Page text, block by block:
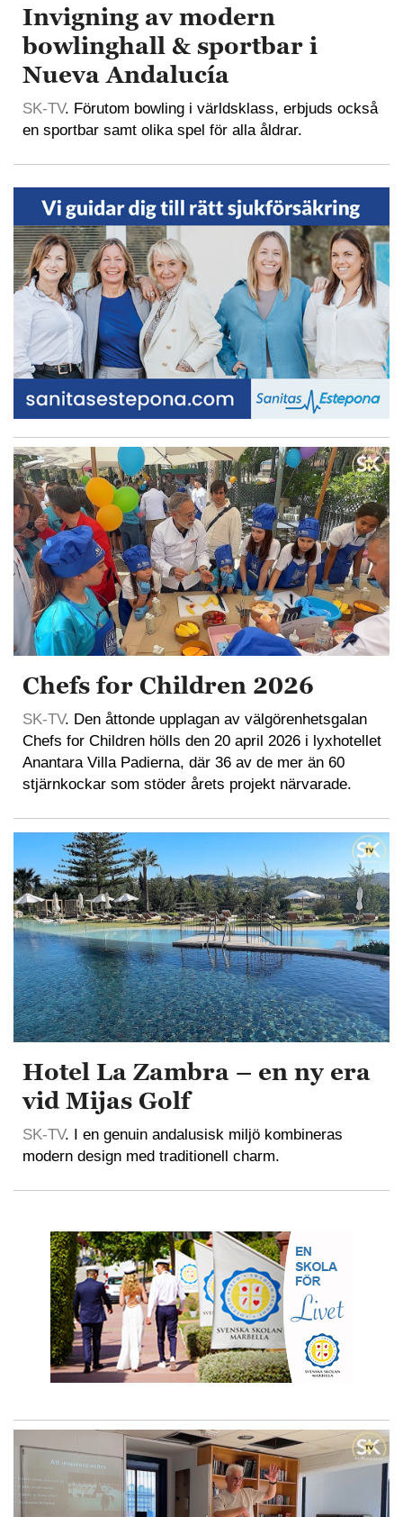
Invigning av modern
bowlinghall & sportbar i
Nueva Andalucía
SK-TV. Förutom bowling i världsklass, erbjuds också
en sportbar samt olika spel för alla åldrar.
Chefs for Children 2026
SK-TV. Den åttonde upplagan av välgörenhetsgalan
Chefs for Children hölls den 20 april 2026 i lyxhotellet
Anantara Villa Padierna, där 36 av de mer än 60
stjärnkockar som stöder årets projekt närvarade.
Hotel La Zambra – en ny era
vid Mijas Golf
SK-TV. I en genuin andalusisk miljö kombineras
modern design med traditionell charm.